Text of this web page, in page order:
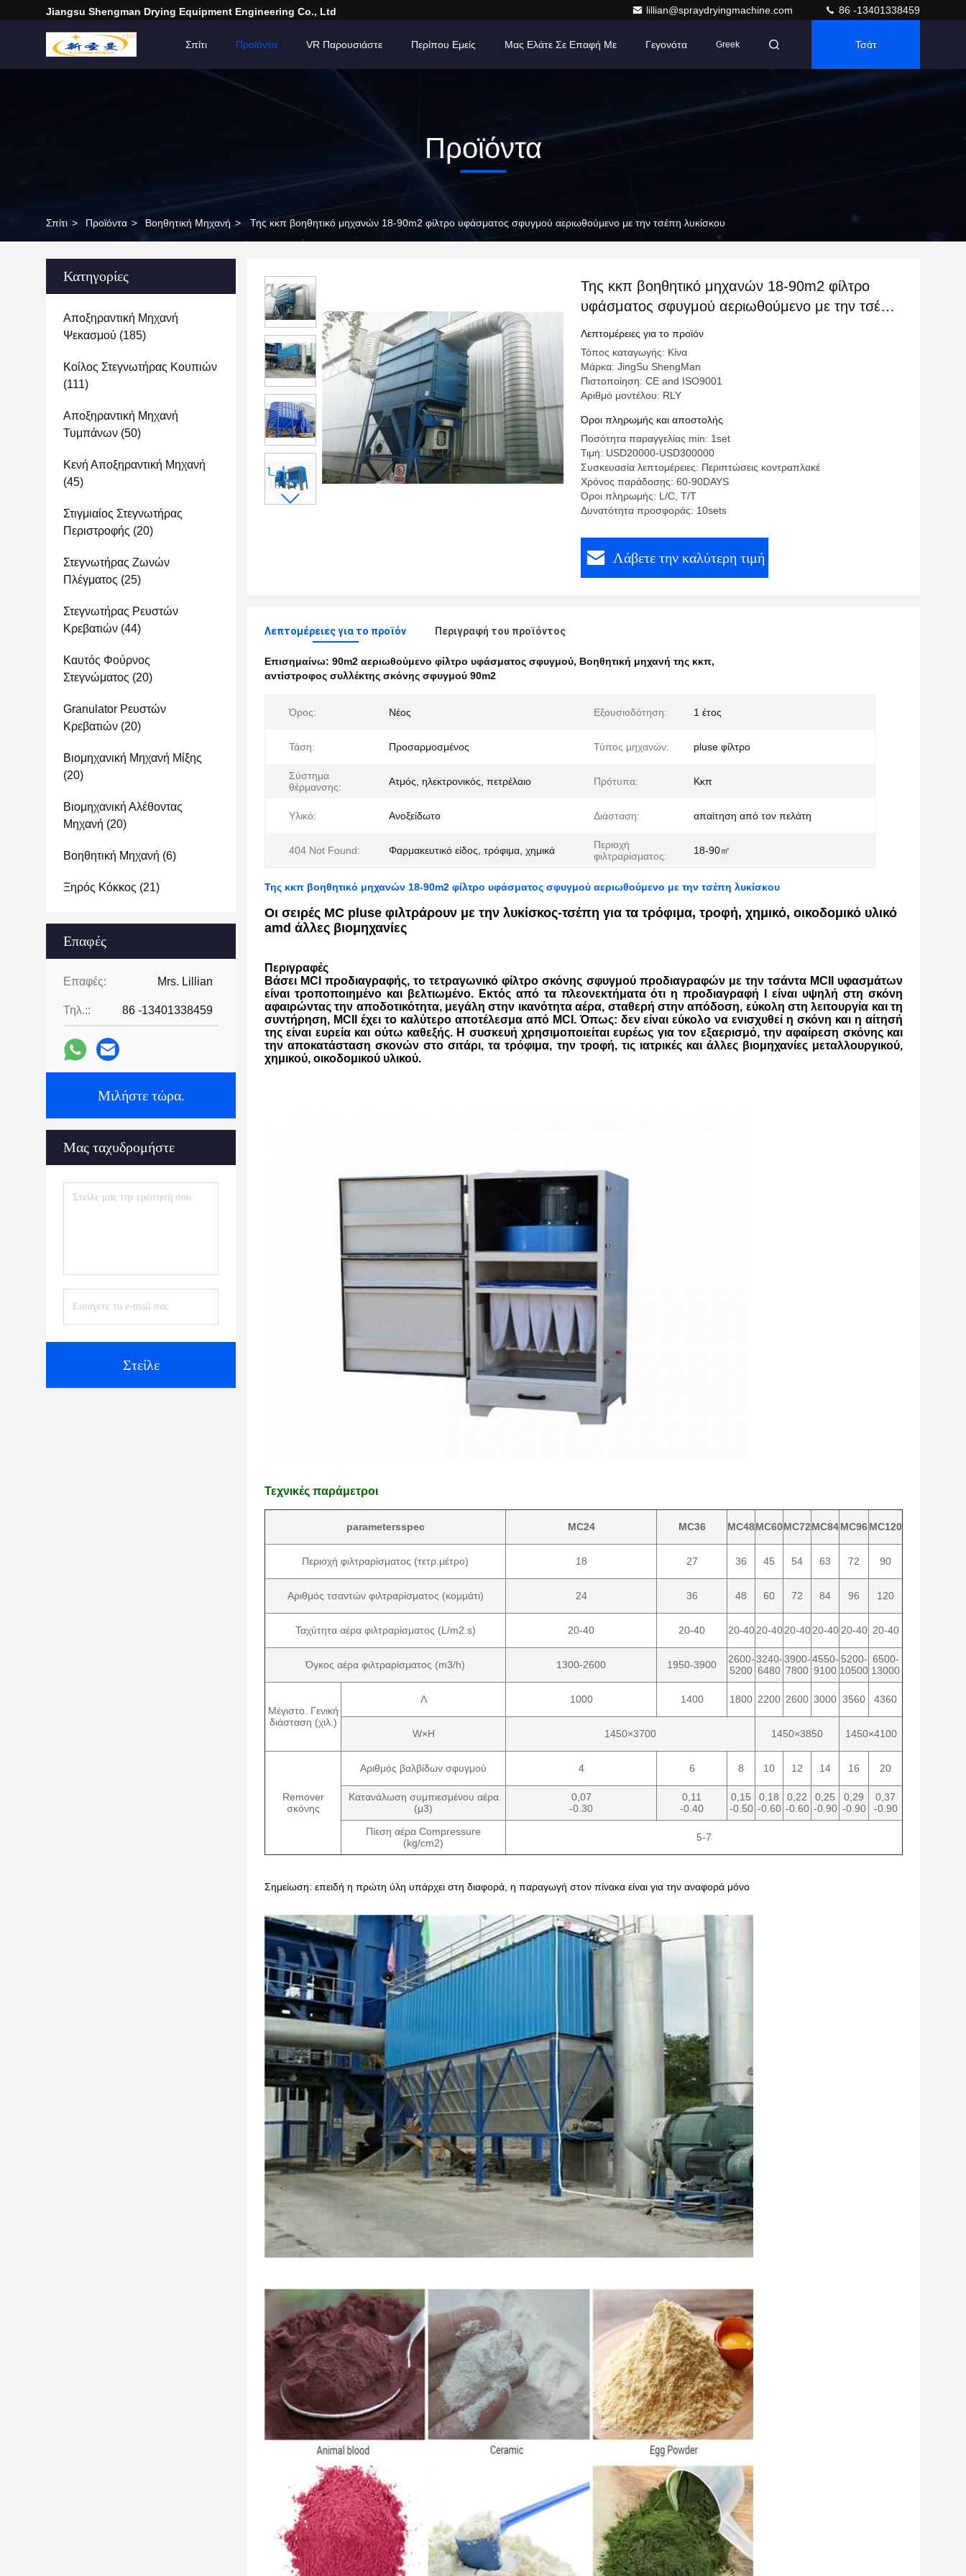
Jiangsu Shengman Drying Equipment Engineering Co., Ltd lillian@spraydryingmachine.com 86 -13401338459
Σπίτι Προϊόντα VR Παρουσιάστε Περίπου Εμείς Μας Ελάτε Σε Επαφή Με Γεγονότα Greek Τσάτ
Προϊόντα
Σπίτι > Προϊόντα > Βοηθητική Μηχανή > Της κκπ βοηθητικό μηχανών 18-90m2 φίλτρο υφάσματος σφυγμού αεριωθούμενο με την τσέπη λυκίσκου
Κατηγορίες
Αποξηραντική Μηχανή
Ψεκασμού (185)
Κοίλος Στεγνωτήρας Κουπιών
(111)
Αποξηραντική Μηχανή
Τυμπάνων (50)
Κενή Αποξηραντική Μηχανή
(45)
Στιγμιαίος Στεγνωτήρας
Περιστροφής (20)
Στεγνωτήρας Ζωνών
Πλέγματος (25)
Στεγνωτήρας Ρευστών
Κρεβατιών (44)
Καυτός Φούρνος
Στεγνώματος (20)
Granulator Ρευστών
Κρεβατιών (20)
Βιομηχανική Μηχανή Μίξης
(20)
Βιομηχανική Αλέθοντας
Μηχανή (20)
Βοηθητική Μηχανή (6)
Ξηρός Κόκκος (21)
Επαφές
Επαφές: Mrs. Lillian
Τηλ.:: 86 -13401338459
Μιλήστε τώρα.
Μας ταχυδρομήστε
Στείλε
Της κκπ βοηθητικό μηχανών 18-90m2 φίλτρο
υφάσματος σφυγμού αεριωθούμενο με την τσέπη
λυκίσκου
Λεπτομέρειες για το προϊόν
Τόπος καταγωγής: Κίνα
Μάρκα: JingSu ShengMan
Πιστοποίηση: CE and ISO9001
Αριθμό μοντέλου: RLY
Όροι πληρωμής και αποστολής
Ποσότητα παραγγελίας min: 1set
Τιμή: USD20000-USD300000
Συσκευασία λεπτομέρειες: Περιπτώσεις κοντραπλακέ
Χρόνος παράδοσης: 60-90DAYS
Όροι πληρωμής: L/C, T/T
Δυνατότητα προσφοράς: 10sets
Λάβετε την καλύτερη τιμή
Λεπτομέρειες για το προϊόν Περιγραφή του προϊόντος
Επισημαίνω: 90m2 αεριωθούμενο φίλτρο υφάσματος σφυγμού, Βοηθητική μηχανή της κκπ,
αντίστροφος συλλέκτης σκόνης σφυγμού 90m2
Όρος: Νέος Εξουσιοδότηση: 1 έτος
Τάση: Προσαρμοσμένος Τύπος μηχανών: pluse φίλτρο
Σύστημα
θέρμανσης:
Ατμός, ηλεκτρονικός, πετρέλαιο Πρότυπα: Κκπ
Υλικό: Ανοξείδωτο Διάσταση: απαίτηση από τον πελάτη
404 Not Found: Φαρμακευτικό είδος, τρόφιμα, χημικά
Περιοχή
φιλτραρίσματος:
18-90㎡
Της κκπ βοηθητικό μηχανών 18-90m2 φίλτρο υφάσματος σφυγμού αεριωθούμενο με την τσέπη λυκίσκου
Οι σειρές MC pluse φιλτράρουν με την λυκίσκος-τσέπη για τα τρόφιμα, τροφή, χημικό, οικοδομικό υλικό
amd άλλες βιομηχανίες
Περιγραφές
Βάσει MCI προδιαγραφής, το τετραγωνικό φίλτρο σκόνης σφυγμού προδιαγραφών με την τσάντα MCII υφασμάτων
είναι τροποποιημένο και βελτιωμένο. Εκτός από τα πλεονεκτήματα ότι η προδιαγραφή Ι είναι υψηλή στη σκόνη
αφαιρώντας την αποδοτικότητα, μεγάλη στην ικανότητα αέρα, σταθερή στην απόδοση, εύκολη στη λειτουργία και τη
συντήρηση, MCII έχει το καλύτερο αποτέλεσμα από MCI. Όπως: δεν είναι εύκολο να ενισχυθεί η σκόνη και η αίτησή
της είναι ευρεία και ούτω καθεξής. Η συσκευή χρησιμοποιείται ευρέως για τον εξαερισμό, την αφαίρεση σκόνης και
την αποκατάσταση σκονών στο σιτάρι, τα τρόφιμα, την τροφή, τις ιατρικές και άλλες βιομηχανίες μεταλλουργικού,
χημικού, οικοδομικού υλικού.
Τεχνικές παράμετροι
parametersspec MC24 MC36 MC48MC60MC72MC84MC96MC120
Περιοχή φιλτραρίσματος (τετρ.μέτρο) 18 27 36 45 54 63 72 90
Αριθμός τσαντών φιλτραρίσματος (κομμάτι) 24 36 48 60 72 84 96 120
Ταχύτητα αέρα φιλτραρίσματος (L/m2.s) 20-40 20-40 20-40 20-40 20-40 20-40 20-40 20-40
Όγκος αέρα φιλτραρίσματος (m3/h) 1300-2600 1950-3900
2600-
5200
3240-
6480
3900-
7800
4550-
9100
5200-
10500
6500-
13000
Μέγιστο. Γενική
διάσταση (χιλ.)
Λ 1000 1400 1800 2200 2600 3000 3560 4360
W×H 1450×3700 1450×3850 1450×4100
Remover
σκόνης
Αριθμός βαλβίδων σφυγμού 4 6 8 10 12 14 16 20
Κατανάλωση συμπιεσμένου αέρα
(μ3)
0,07
-0.30
0,11
-0.40
0,15
-0.50
0,18
-0.60
0,22
-0.60
0,25
-0.90
0,29
-0.90
0,37
-0.90
Πίεση αέρα Compressure
(kg/cm2)
5-7
Σημείωση: επειδή η πρώτη ύλη υπάρχει στη διαφορά, η παραγωγή στον πίνακα είναι για την αναφορά μόνο